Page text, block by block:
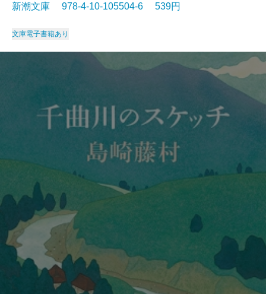
新潮文庫 978-4-10-105504-6 539円
文庫電子書籍あり